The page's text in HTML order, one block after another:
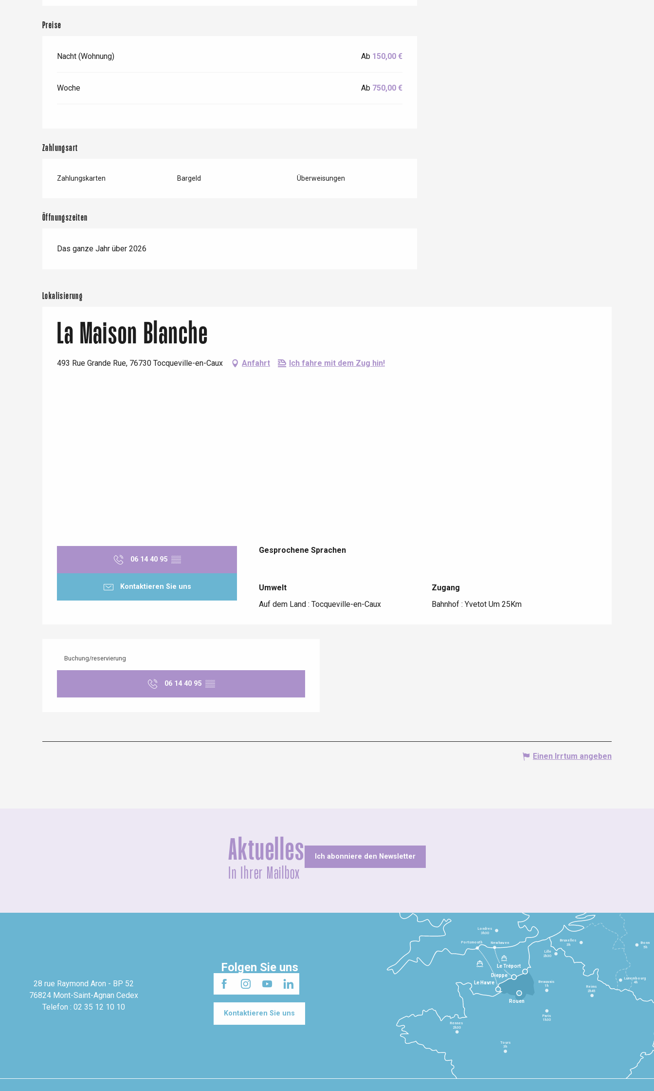
Preise
Nacht (Wohnung) Ab 150,00 €
Woche Ab 750,00 €
Zahlungsart
Zahlungskarten Bargeld Überweisungen
Öffnungszeiten
Das ganze Jahr über 2026
Lokalisierung
La Maison Blanche
493 Rue Grande Rue, 76730 Tocqueville-en-Caux Anfahrt Ich fahre mit dem Zug hin!
06 14 40 95 ▒▒
Kontaktieren Sie uns
Gesprochene Sprachen
Gesprochene Sprachen
Umwelt
Umwelt
Auf dem Land : Tocqueville-en-Caux
Zugang
Zugang
Bahnhof : Yvetot Um 25Km
Buchung/reservierung
06 14 40 95 ▒▒
Einen Irrtum angeben
Aktuelles
In Ihrer Mailbox
Ich abonniere den Newsletter
28 rue Raymond Aron - BP 52
76824 Mont-Saint-Agnan Cedex
Telefon : 02 35 12 10 10
Folgen Sie uns
Kontaktieren Sie uns
Le Havre
Dieppe
Le Tréport
Rennes
2h30
Tours
3h
Paris
1h30
Beauvais
1h Reims
2h45
Lille
2h30
Bruxelles
3h
Londres
3h30
Newhaven
Portsmouth Bonn
5h
Luxembourg
4h
Rouen